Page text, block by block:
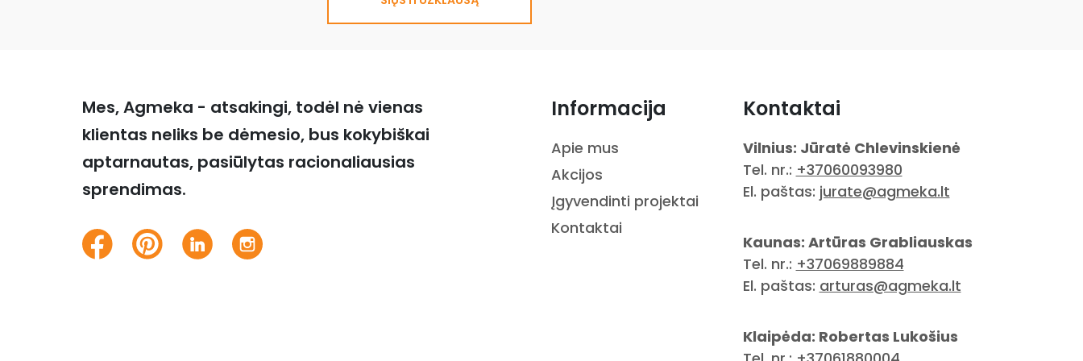
Mes, Agmeka - atsakingi, todėl nė vienas
klientas neliks be dėmesio, bus kokybiškai
aptarnautas, pasiūlytas racionaliausias
sprendimas.
Informacija
Apie mus
Akcijos
Įgyvendinti projektai
Kontaktai
Kontaktai
Vilnius: Jūratė Chlevinskienė
Tel. nr.: +37060093980
El. paštas: jurate@agmeka.lt
Kaunas: Artūras Grabliauskas
Tel. nr.: +37069889884
El. paštas: arturas@agmeka.lt
Klaipėda: Robertas Lukošius